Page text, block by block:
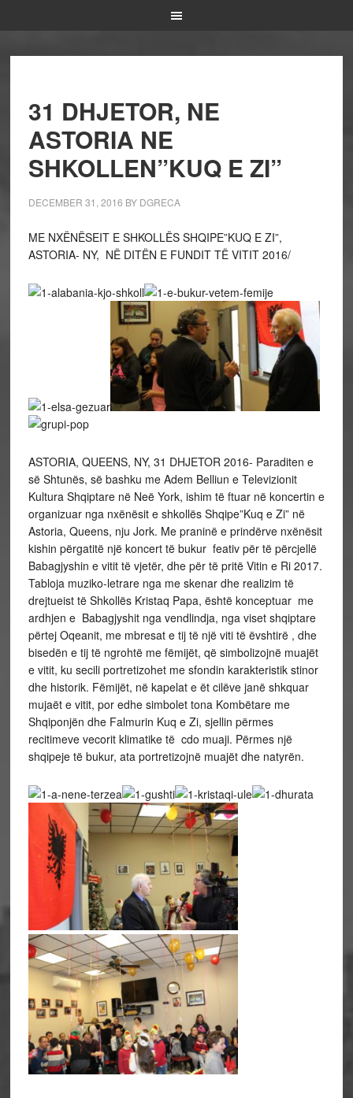
31 DHJETOR, NE
ASTORIA NE
SHKOLLEN”KUQ E ZI”
DECEMBER 31, 2016 BY DGRECA
ME NXËNËSEIT E SHKOLLËS SHQIPE”KUQ E ZI”,
ASTORIA- NY, NË DITËN E FUNDIT TË VITIT 2016/
ASTORIA, QUEENS, NY, 31 DHJETOR 2016- Paraditen e
së Shtunës, së bashku me Adem Belliun e Televizionit
Kultura Shqiptare në Neë York, ishim të ftuar në koncertin e
organizuar nga nxënësit e shkollës Shqipe”Kuq e Zi” në
Astoria, Queens, nju Jork. Me praninë e prindërve nxënësit
kishin përgatitë një koncert të bukur feativ për të përcjellë
Babagjyshin e vitit të vjetër, dhe për të pritë Vitin e Ri 2017.
Tabloja muziko-letrare nga me skenar dhe realizim të
drejtueist të Shkollës Kristaq Papa, është konceptuar me
ardhjen e Babagjyshit nga vendlindja, nga viset shqiptare
përtej Oqeanit, me mbresat e tij të një viti të ëvshtirë , dhe
bisedën e tij të ngrohtë me fëmijët, që simbolizojnë muajët
e vitit, ku secili portretizohet me sfondin karakteristik stinor
dhe historik. Fëmijët, në kapelat e ët cilëve janë shkquar
mujaët e vitit, por edhe simbolet tona Kombëtare me
Shqiponjën dhe Falmurin Kuq e Zi, sjellin përmes
recitimeve vecorit klimatike të cdo muaji. Përmes një
shqipeje të bukur, ata portretizojnë muajët dhe natyrën.